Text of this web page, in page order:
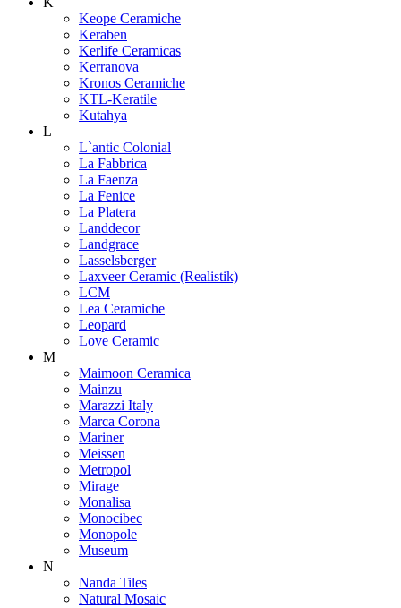
Keope Ceramiche
Keraben
Kerlife Ceramicas
Kerranova
Kronos Ceramiche
KTL-Keratile
Kutahya
L
L`antic Colonial
La Fabbrica
La Faenza
La Fenice
La Platera
Landdecor
Landgrace
Lasselsberger
Laxveer Ceramic (Realistik)
LCM
Lea Ceramiche
Leopard
Love Ceramic
M
Maimoon Ceramica
Mainzu
Marazzi Italy
Marca Corona
Mariner
Meissen
Metropol
Mirage
Monalisa
Monocibec
Monopole
Museum
N
Nanda Tiles
Natural Mosaic